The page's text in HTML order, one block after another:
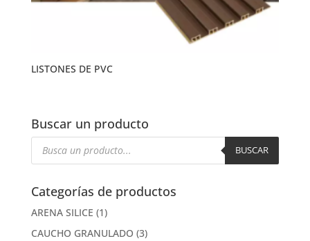
LISTONES DE PVC
Buscar un producto
Búsqueda
BUSCAR
Categorías de productos
ARENA SILICE (1)
CAUCHO GRANULADO (3)